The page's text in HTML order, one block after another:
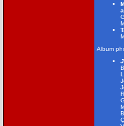
Album